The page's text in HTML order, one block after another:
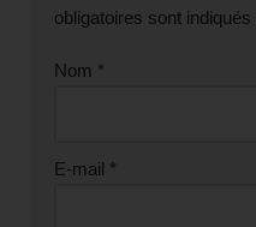
obligatoires sont indiqués
Nom *
E-mail *